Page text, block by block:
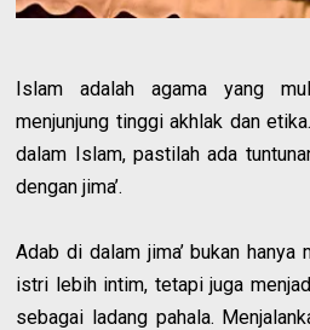
Islam adalah agama yang
menjunjung tinggi akhlak dan
dalam Islam, pastilah ada
dengan jima’.
Adab di dalam jima’ bukan hanya
istri lebih intim, tetapi juga
sebagai ladang pahala.